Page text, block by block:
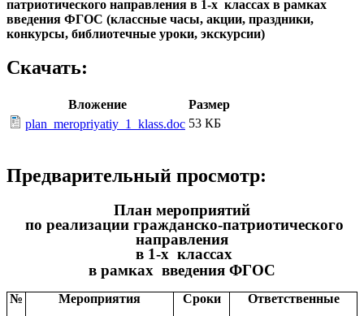
патриотического направления в 1-х классах в рамках
введения ФГОС (классные часы, акции, праздники,
конкурсы, библиотечные уроки, экскурсии)
Скачать:
Вложение
Размер
plan_meropriyatiy_1_klass.doc 53 КБ
Предварительный просмотр:
План мероприятий
по реализации гражданско-патриотического
направления
в 1-х классах
в рамках введения ФГОС
№ Мероприятия Сроки
Ответственные